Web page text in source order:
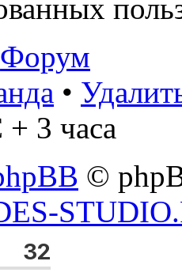
Форум
•
3 часа
©